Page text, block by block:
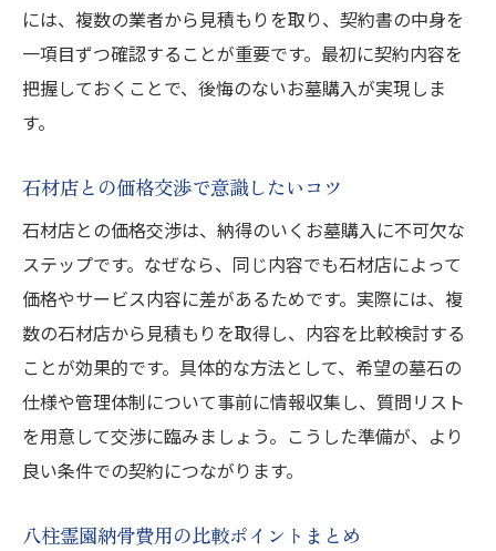
には、複数の業者から見積もりを取り、契約書の中身を
一項目ずつ確認することが重要です。最初に契約内容を
把握しておくことで、後悔のないお墓購入が実現しま
す。
石材店との価格交渉で意識したいコツ
石材店との価格交渉は、納得のいくお墓購入に不可欠な
ステップです。なぜなら、同じ内容でも石材店によって
価格やサービス内容に差があるためです。実際には、複
数の石材店から見積もりを取得し、内容を比較検討する
ことが効果的です。具体的な方法として、希望の墓石の
仕様や管理体制について事前に情報収集し、質問リスト
を用意して交渉に臨みましょう。こうした準備が、より
良い条件での契約につながります。
八柱霊園納骨費用の比較ポイントまとめ